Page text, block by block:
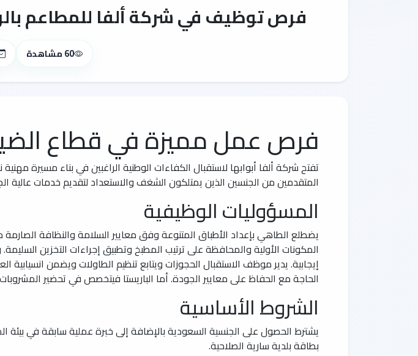
فرص توظيف في شركة ألفا للمطاعم
60 مشاهدة
فرص عمل مميزة في قطاع
تفتح شركة ألفا أبوابها لاستقبال الكفاءات الوطنية الراغبين في بناء مسيرة
المتقدمين من الجنسين الذين يمتلكون الشغف والاستعداد لتقديم خدمات عالية
المسؤوليات الوظيفية
يضطلع الطاهي بإعداد الأطباق المتنوعة وفق معايير السلامة والنظافة
المكونات الأولية والمحافظة على ترتيب المطبخ وتطبيق إجراءات التخزين
إيجابية. يدير موظف الاستقبال الحجوزات ويتابع تنظيم الطاولات ويضمن
الحاجة مع الحفاظ على معايير الجودة. أما الباريستا فيتخصص في تحضير
الشروط الأساسية
يشترط الحصول على الجنسية السعودية بالإضافة إلى خبرة عملية سابقة في بيئة
بطاقة بلدية سارية الصلاحية.